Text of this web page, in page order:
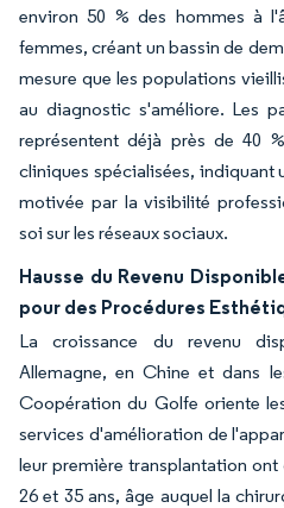
environ 50 % des hommes à
femmes, créant un bassin de
mesure que les populations
au diagnostic s'améliore. Les
représentent déjà près de 40
cliniques spécialisées, indiquant
motivée par la visibilité
soi sur les réseaux sociaux.
Hausse du Revenu
pour des Procédures
La croissance du revenu
Allemagne, en Chine et dans
Coopération du Golfe oriente
services d'amélioration de
leur première transplantation
26 et 35 ans, âge auquel la